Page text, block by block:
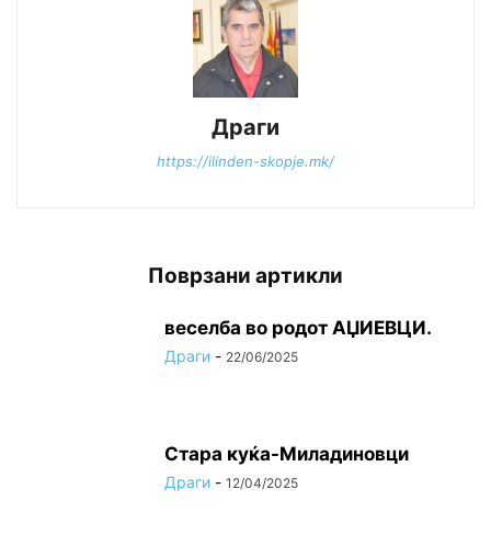
Драги
https://ilinden-skopje.mk/
Поврзани артикли
веселба во родот АЏИЕВЦИ.
Драги - 22/06/2025
Стара куќа-Миладиновци
Драги - 12/04/2025